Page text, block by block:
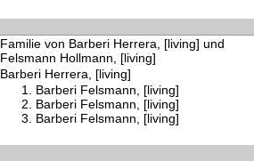
Familie von Barberi Herrera, [living] und
Felsmann Hollmann, [living]
Barberi Herrera, [living]
Barberi Felsmann, [living]
Barberi Felsmann, [living]
Barberi Felsmann, [living]